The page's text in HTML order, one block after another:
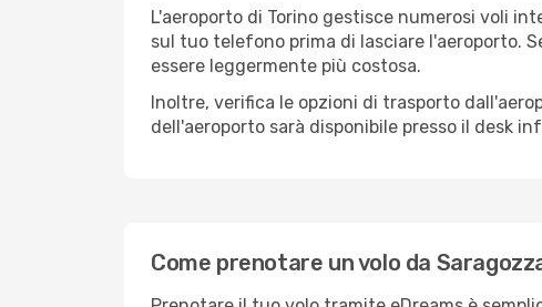
L'aeroporto di Torino gestisce numerosi voli
sul tuo telefono prima di lasciare l'aeroporto.
essere leggermente più costosa.
Inoltre, verifica le opzioni di trasporto
dell'aeroporto sarà disponibile presso il desk
Come prenotare un volo da